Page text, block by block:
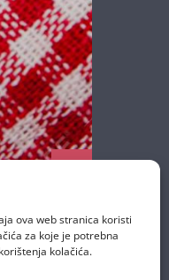
ova web stranica koristi
za koje je potrebna
kolačića.